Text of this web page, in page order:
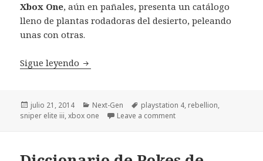
Xbox One, aún en pañales, presenta un catálogo
lleno de plantas rodadoras del desierto, peleando
unas con otras.
Sigue leyendo Análisis Sniper Elite III Playstation 4
Publicado
el
julio 21, 2014 Categorías
Next-Gen Etiquetas
playstation 4, rebellion,
sniper elite iii,xbox one Leave a comment